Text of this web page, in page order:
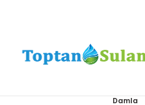
Damla